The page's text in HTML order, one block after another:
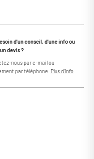
d'un conseil, d'une info ou
devis ?
nous par e-mail ou
par téléphone. Plus d'info